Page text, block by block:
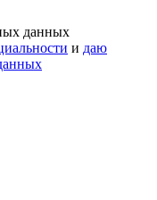
данных
и даю